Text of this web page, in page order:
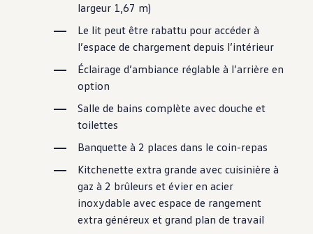
largeur 1,67 m)
Le lit peut être rabattu pour accéder à
l’espace de chargement depuis l’intérieur
Éclairage d’ambiance réglable à l’arrière en
option
Salle de bains complète avec douche et
toilettes
Banquette à 2 places dans le coin-repas
Kitchenette extra grande avec cuisinière à
gaz à 2 brûleurs et évier en acier
inoxydable avec espace de rangement
extra généreux et grand plan de travail